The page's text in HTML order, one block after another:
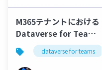
M365テナントにおける
Dataverse for Teams
環境の制約dataverse for teams